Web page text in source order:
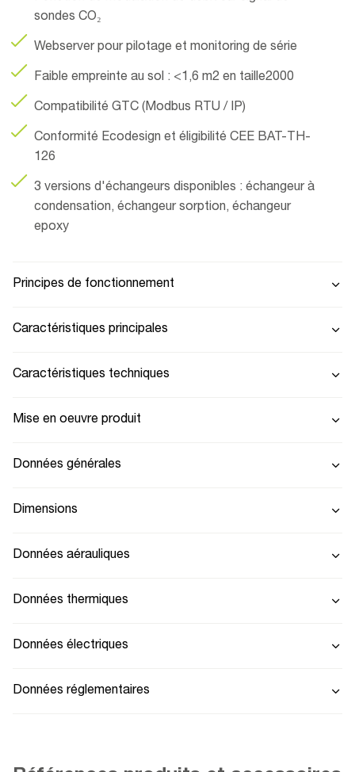
sondes CO₂
Webserver pour pilotage et monitoring de série
Faible empreinte au sol : <1,6 m2 en taille2000
Compatibilité GTC (Modbus RTU / IP)
Conformité Ecodesign et éligibilité CEE BAT-TH-
126
3 versions d'échangeurs disponibles : échangeur à
condensation, échangeur sorption, échangeur
epoxy
Principes de fonctionnement
Caractéristiques principales
Caractéristiques techniques
Mise en oeuvre produit
Données générales
Dimensions
Données aérauliques
Données thermiques
Données électriques
Données réglementaires